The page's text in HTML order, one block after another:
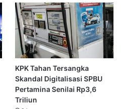
KPK Tahan Tersangka
Skandal Digitalisasi SPBU
Pertamina Senilai Rp3,6
Triliun